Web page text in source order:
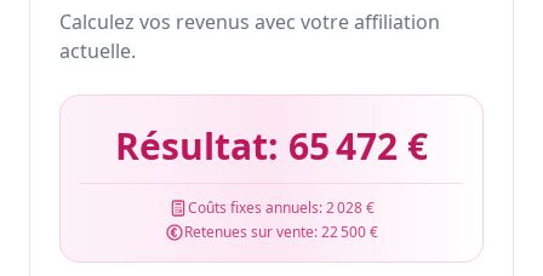
Calculez vos revenus avec votre affiliation
actuelle.
Résultat: 65 472 €
Coûts fixes annuels:2 028 €
Retenues sur vente:22 500 €